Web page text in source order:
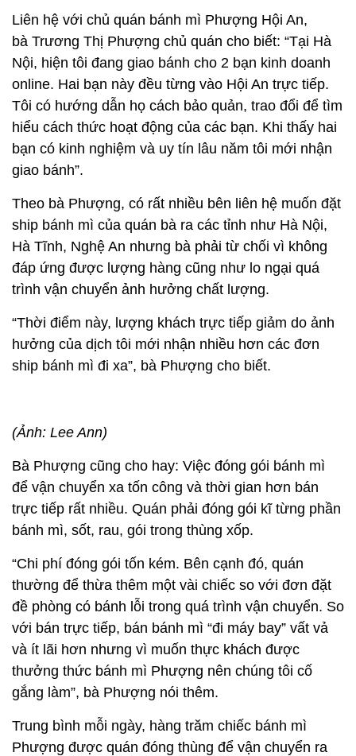
Liên hệ với chủ quán bánh mì Phượng Hội An,
bà Trương Thị Phượng chủ quán cho biết: “Tại Hà
Nội, hiện tôi đang giao bánh cho 2 bạn kinh doanh
online. Hai bạn này đều từng vào Hội An trực tiếp.
Tôi có hướng dẫn họ cách bảo quản, trao đổi để tìm
hiểu cách thức hoạt động của các bạn. Khi thấy hai
bạn có kinh nghiệm và uy tín lâu năm tôi mới nhận
giao bánh”.
Theo bà Phượng, có rất nhiều bên liên hệ muốn đặt
ship bánh mì của quán bà ra các tỉnh như Hà Nội,
Hà Tĩnh, Nghệ An nhưng bà phải từ chối vì không
đáp ứng được lượng hàng cũng như lo ngại quá
trình vận chuyển ảnh hưởng chất lượng.
“Thời điểm này, lượng khách trực tiếp giảm do ảnh
hưởng của dịch tôi mới nhận nhiều hơn các đơn
ship bánh mì đi xa”, bà Phượng cho biết.
(Ảnh: Lee Ann)
Bà Phượng cũng cho hay: Việc đóng gói bánh mì
để vận chuyển xa tốn công và thời gian hơn bán
trực tiếp rất nhiều. Quán phải đóng gói kĩ từng phần
bánh mì, sốt, rau, gói trong thùng xốp.
“Chi phí đóng gói tốn kém. Bên cạnh đó, quán
thường để thừa thêm một vài chiếc so với đơn đặt
đề phòng có bánh lỗi trong quá trình vận chuyển. So
với bán trực tiếp, bán bánh mì “đi máy bay” vất vả
và ít lãi hơn nhưng vì muốn thực khách được
thưởng thức bánh mì Phượng nên chúng tôi cố
gắng làm”, bà Phượng nói thêm.
Trung bình mỗi ngày, hàng trăm chiếc bánh mì
Phượng được quán đóng thùng để vận chuyển ra